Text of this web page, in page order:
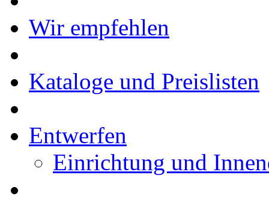
Wir empfehlen
Kataloge und Preislisten
Entwerfen
Einrichtung und